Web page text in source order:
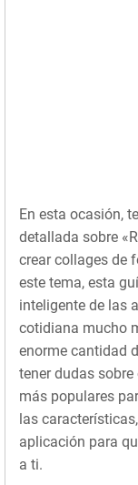
En esta ocasión,
detallada sobre
crear collages de
este tema, esta
inteligente de las
cotidiana mucho
enorme cantidad
tener dudas
más populares
las
aplicación para
a ti.